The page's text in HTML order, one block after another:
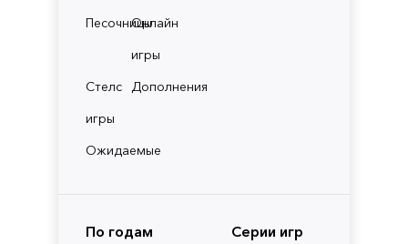
ПесочницыОнлайн
игры
Стелс
игры
Дополнения
Ожидаемые
По годам Серии игр